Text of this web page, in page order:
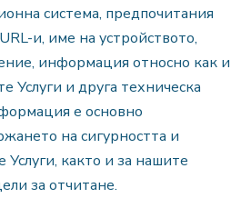
система, предпочитания
и, име на устройството,
информация относно как и
Услуги и друга техническа
е основно
на сигурността и
както и за нашите
за отчитане.